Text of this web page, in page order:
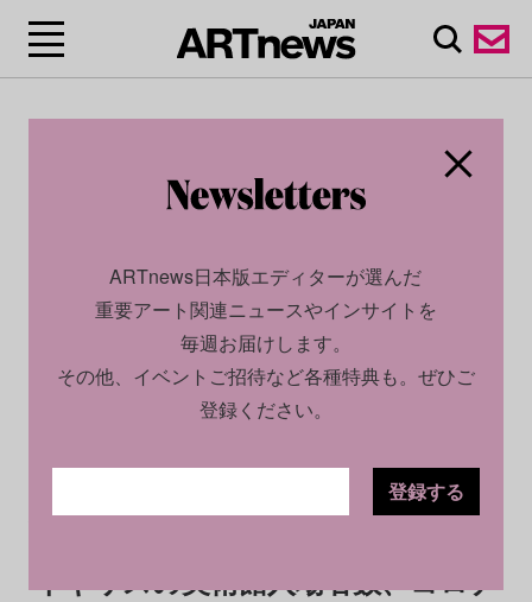
2024.03.20
イギリスの美術館入場者数、コロナ
ARTnews日本版エディターが選んだ
重要アート関連ニュースやインサイトを
毎週お届けします。
その他、イベントご招待など各種特典も。ぜひご
登録ください。
登録する